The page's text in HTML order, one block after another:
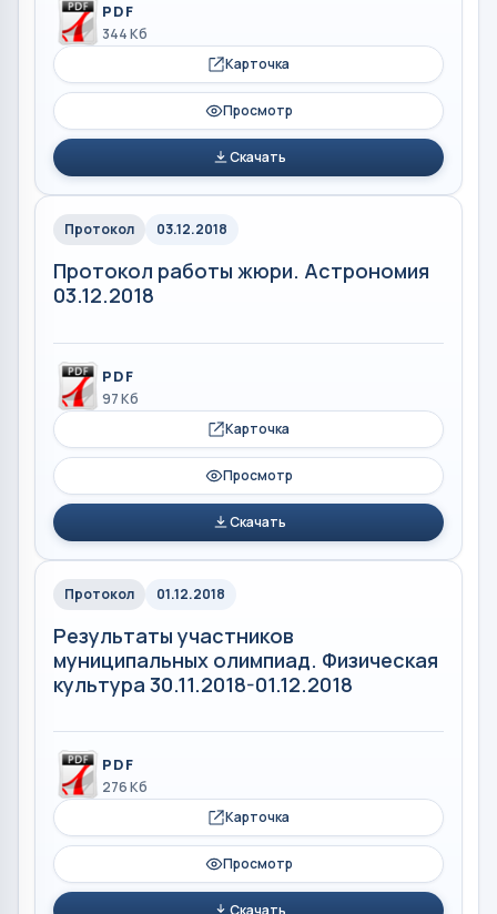
PDF
344 Кб
Карточка
Просмотр
Скачать
Протокол 03.12.2018
Протокол работы жюри. Астрономия
03.12.2018
PDF
97 Кб
Карточка
Просмотр
Скачать
Протокол 01.12.2018
Результаты участников
муниципальных олимпиад. Физическая
культура 30.11.2018-01.12.2018
PDF
276 Кб
Карточка
Просмотр
Скачать